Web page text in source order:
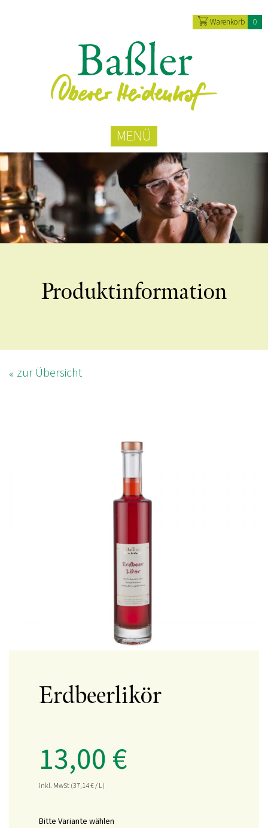
Warenkorb 0
MENÜ
Produktinformation
zur Übersicht
Erdbeerlikör
13,00€
inkl. MwSt(37,14€/ L)
Bitte Variante wählen